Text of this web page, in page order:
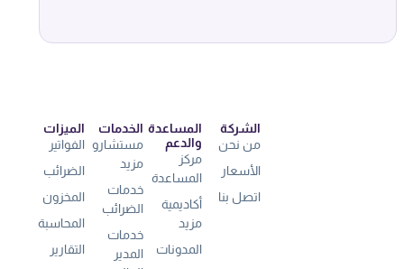
الميزات
الفواتير
الضرائب
المخزون
المحاسبة
التقارير
الخدمات
مستشارو
مزيد
خدمات
الضرائب
خدمات
المدير
المساعدة
والدعم
مركز
المساعدة
أكاديمية
مزيد
المدونات
الشركة
من نحن
الأسعار
اتصل بنا